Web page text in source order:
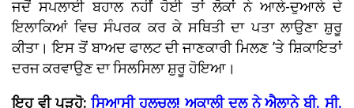
ਜਦੋਂ ਸਪਲਾਈ ਬਹਾਲ ਨਹੀਂ ਹੋਈ ਤਾਂ ਲੋਕਾਂ ਨੇ ਆਲੇ-ਦੁਆਲੇ ਦੇ
ਇਲਾਕਿਆਂ ਵਿਚ ਸੰਪਰਕ ਕਰ ਕੇ ਸਥਿਤੀ ਦਾ ਪਤਾ ਲਾਉਣਾ ਸ਼ੁਰੂ
ਕੀਤਾ। ਇਸ ਤੋਂ ਬਾਅਦ ਫਾਲਟ ਦੀ ਜਾਣਕਾਰੀ ਮਿਲਣ ’ਤੇ ਸ਼ਿਕਾਇਤਾਂ
ਦਰਜ ਕਰਵਾਉਣ ਦਾ ਸਿਲਸਿਲਾ ਸ਼ੁਰੂ ਹੋਇਆ।
ਇਹ ਵੀ ਪੜ੍ਹੋ:ਸਿਆਸੀ ਹਲਚਲ! ਅਕਾਲੀ ਦਲ ਨੇ ਐਲਾਨੇ ਬੀ. ਸੀ.